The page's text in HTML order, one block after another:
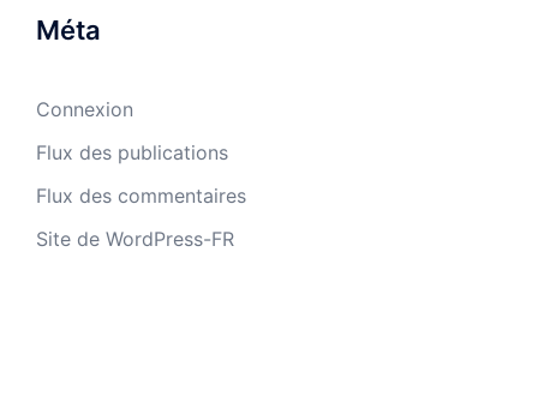
Méta
Connexion
Flux des publications
Flux des commentaires
Site de WordPress-FR